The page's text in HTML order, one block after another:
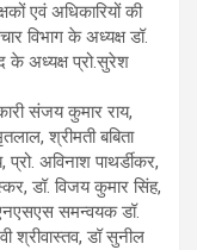
एवं अधिकारियों की
विभाग के अध्यक्ष डॉ.
के अध्यक्ष प्रो.सुरेश
संजय कुमार राय,
श्रीमती बबिता
प्रो. अविनाश पाथर्डीकर,
डॉ. विजय कुमार सिंह,
एनएसएस समन्वयक डॉ.
श्रीवास्तव, डॉ सुनील